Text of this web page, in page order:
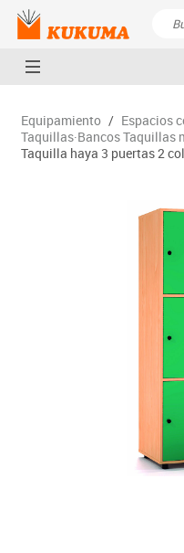
Equipamiento / Espacios
Taquillas·Bancos Taquillas
Taquilla haya 3 puertas 2